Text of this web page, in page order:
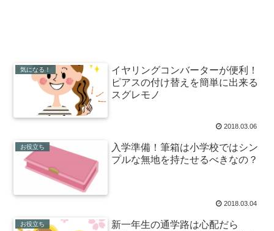
気になる！
イヤリングコンバーターが便利！
ピアスの付け替えを簡単に出来る
スグレモノ
2018.03.06
お役立ち
入学準備！筆箱は小学校ではシン
プルな無地を持たせるべきなの？
2018.03.04
お役立ち
新一年生の通学路は心配だら